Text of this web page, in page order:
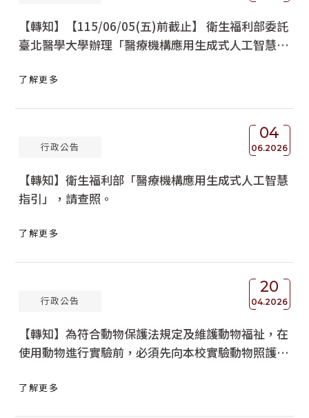
【轉知】【115/06/05(五)前截止】 衛生福利部委託
臺北醫學大學辦理「醫療機構應用生成式人工智慧指
了解更多
04
06.2026
行政公告
【轉知】衛生福利部「醫療機構應用生成式人工智慧
指引」，請查照。
了解更多
20
04.2026
行政公告
【轉知】為符合動物保護法規定及維護動物福祉，在
使用動物進行實驗前，必須先向本校實驗動物照護與
照並轉知所屬人員務必遵守相關規定。
了解更多